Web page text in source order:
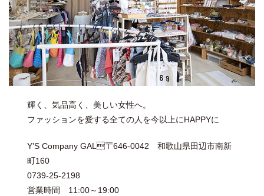
輝く、気品高く、美しい女性へ。
ファッションを愛する全ての人を今以上にHAPPYに
Y’S Company GAL〒646-0042 和歌山県田辺市南新
町160
0739-25-2198
営業時間 11:00～19:00